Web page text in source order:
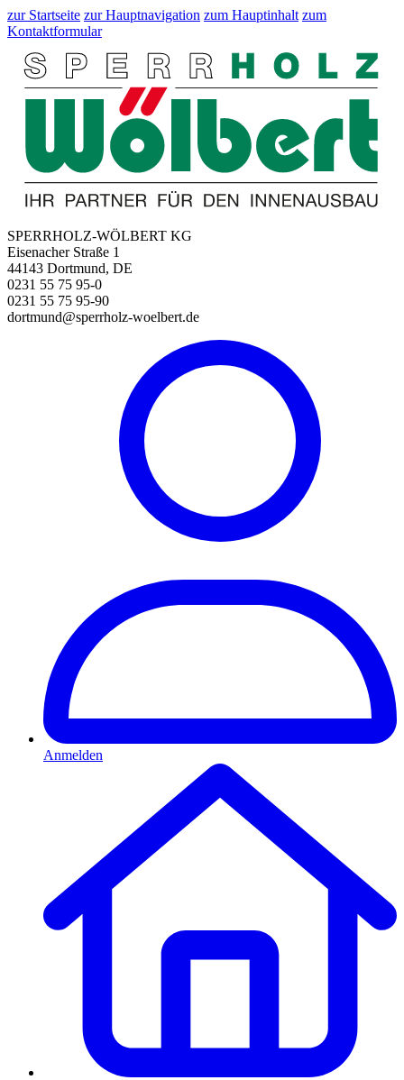
zur Startseite zur Hauptnavigation zum Hauptinhalt zum
Kontaktformular
SPERRHOLZ-WÖLBERT KG
Eisenacher Straße 1
44143 Dortmund, DE
0231 55 75 95-0
0231 55 75 95-90
dortmund@sperrholz-woelbert.de
Anmelden